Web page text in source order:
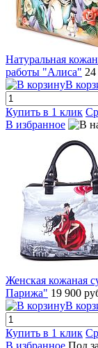
Натуральная
работы "Алиса"
В
Купить в 1 клик
В избранное
Женская кожаная
Парижа" 19 900
В
Купить в 1 клик
В избранное Под